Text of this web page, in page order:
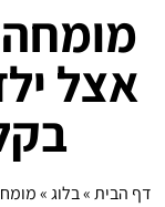
אצל
דף הבית»בלוג»